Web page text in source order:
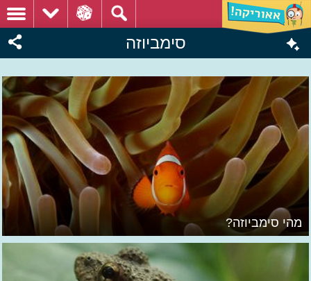
סימביוזה
מהי סימביוזה?